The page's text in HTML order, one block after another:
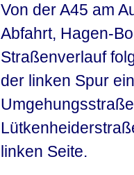
Von der A45 am
Abfahrt, Hagen-
Straßenverlauf
der linken Spur
linken Seite.